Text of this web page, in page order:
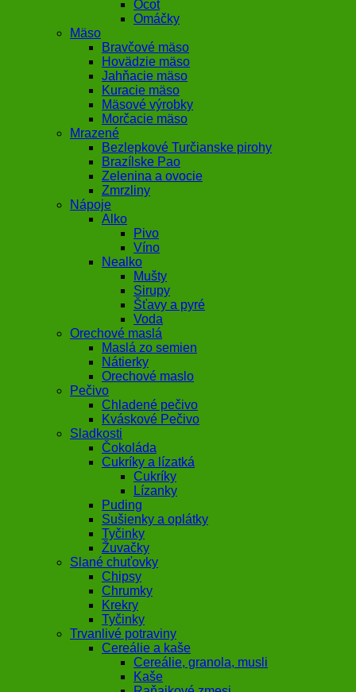
Ocot
Omáčky
Mäso
Bravčové mäso
Hovädzie mäso
Jahňacie mäso
Kuracie mäso
Mäsové výrobky
Morčacie mäso
Mrazené
Bezlepkové Turčianske pirohy
Brazílske Pao
Zelenina a ovocie
Zmrzliny
Nápoje
Alko
Pivo
Víno
Nealko
Mušty
Sirupy
Šťavy a pyré
Voda
Orechové maslá
Maslá zo semien
Nátierky
Orechové maslo
Pečivo
Chladené pečivo
Kváskové Pečivo
Sladkosti
Čokoláda
Cukríky a lízatká
Cukríky
Lízanky
Puding
Sušienky a oplátky
Tyčinky
Žuvačky
Slané chuťovky
Chipsy
Chrumky
Krekry
Tyčinky
Trvanlivé potraviny
Cereálie a kaše
Cereálie, granola, musli
Kaše